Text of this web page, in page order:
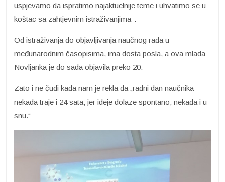
uspjevamo da ispratimo najaktuelnije teme i uhvatimo se u
koštac sa zahtjevnim istraživanjima-.
Od istraživanja do objavljivanja naučnog rada u
međunarodnim časopisima, ima dosta posla, a ova mlada
Novljanka je do sada objavila preko 20.
Zato i ne čudi kada nam je rekla da „radni dan naučnika
nekada traje i 24 sata, jer ideje dolaze spontano, nekada i u
snu.“